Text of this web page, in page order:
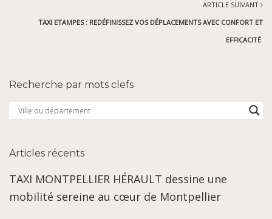
ARTICLE SUIVANT
TAXI ETAMPES : REDÉFINISSEZ VOS DÉPLACEMENTS AVEC CONFORT ET
EFFICACITÉ
Recherche par mots clefs
Articles récents
TAXI MONTPELLIER HÉRAULT dessine une
mobilité sereine au cœur de Montpellier